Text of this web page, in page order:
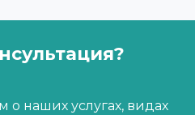
о наших услугах, видах